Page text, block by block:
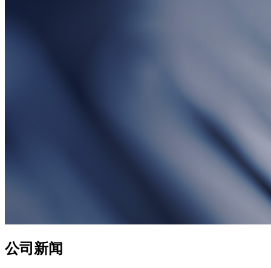
公司新闻